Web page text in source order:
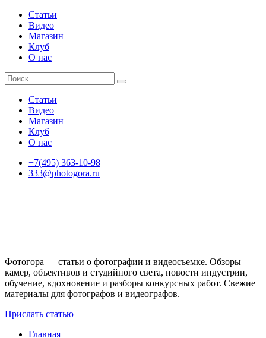
Статьи
Видео
Магазин
Клуб
О нас
Статьи
Видео
Магазин
Клуб
О нас
+7(495) 363-10-98
333@photogora.ru
Фотогора — статьи о фотографии и видеосъемке. Обзоры
камер, объективов и студийного света, новости индустрии,
обучение, вдохновение и разборы конкурсных работ. Свежие
материалы для фотографов и видеографов.
Прислать статью
Главная